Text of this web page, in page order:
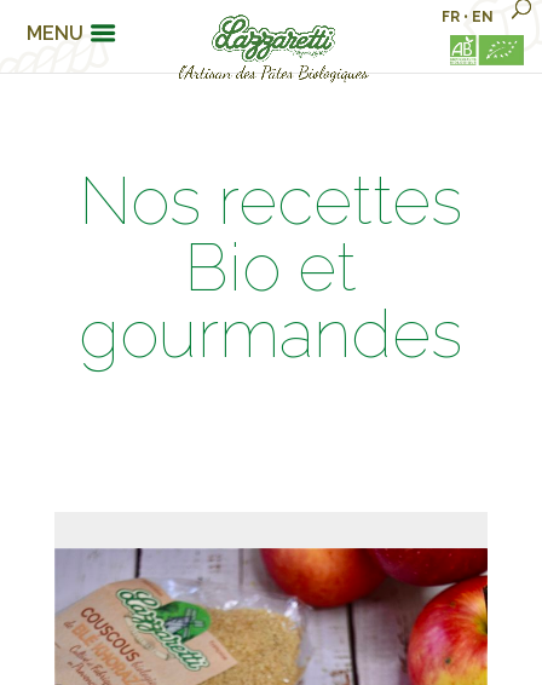
MENU
FR • EN
Nos recettes
Bio et
gourmandes